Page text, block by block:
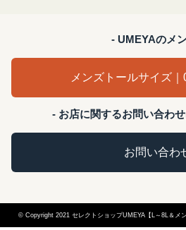
- UMEYAのメ
メンズトールサイズ
- お店に関するお問い合わ
お問い合わ
© Copyright 2021 セレクトショップUMEYA【L～8L＆メ